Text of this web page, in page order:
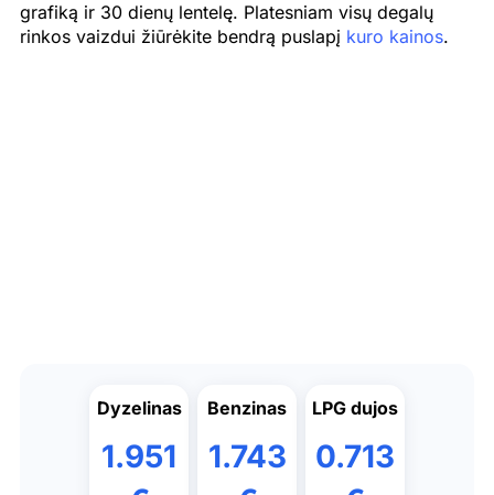
grafiką ir 30 dienų lentelę. Platesniam visų degalų
rinkos vaizdui žiūrėkite bendrą puslapį kuro kainos.
Dyzelinas
1.951
Benzinas
1.743
LPG dujos
0.713